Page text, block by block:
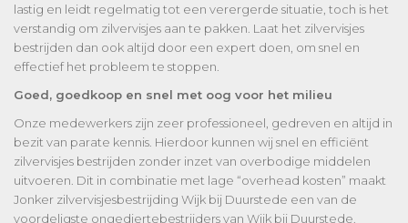
lastig en leidt regelmatig tot een verergerde situatie, toch is het
verstandig om zilvervisjes aan te pakken. Laat het zilvervisjes
bestrijden dan ook altijd door een expert doen, om snel en
effectief het probleem te stoppen.
Goed, goedkoop en snel met oog voor het milieu
Onze medewerkers zijn zeer professioneel, gedreven en altijd in
bezit van parate kennis. Hierdoor kunnen wij snel en efficiënt
zilvervisjes bestrijden zonder inzet van overbodige middelen
uitvoeren. Dit in combinatie met lage “overhead kosten” maakt
Jonker zilvervisjesbestrijding Wijk bij Duurstede een van de
voordeligste ongediertebestrijders van Wijk bij Duurstede.